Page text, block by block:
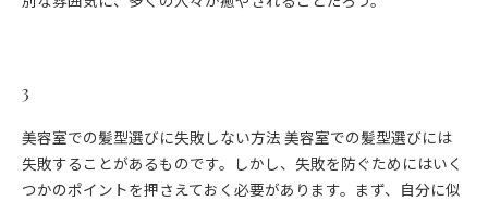
3
美容室での髪型選びに失敗しない方法 美容室での髪型選びには
失敗することがあるものです。しかし、失敗を防ぐためにはいく
つかのポイントを押さえておく必要があります。まず、自分に似